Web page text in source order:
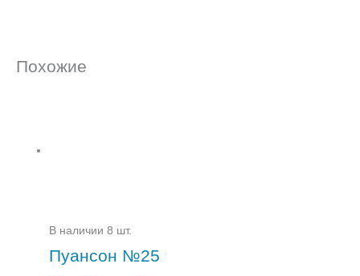
Похожие
В наличии 8 шт.
Пуансон №25